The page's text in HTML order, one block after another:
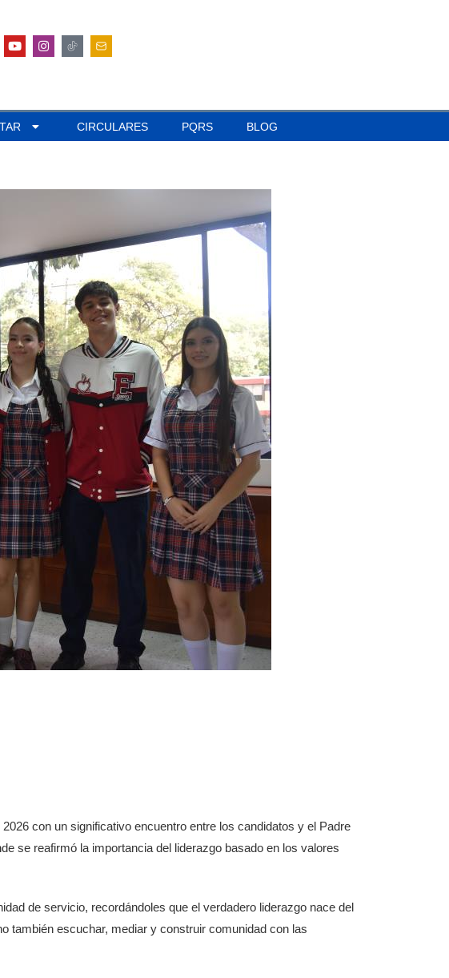
CIRCULARES PQRS BLOG
con un significativo encuentro entre los candidatos y el Padre
se reafirmó la importancia del liderazgo basado en los valores
de servicio, recordándoles que el verdadero liderazgo nace del
también escuchar, mediar y construir comunidad con las